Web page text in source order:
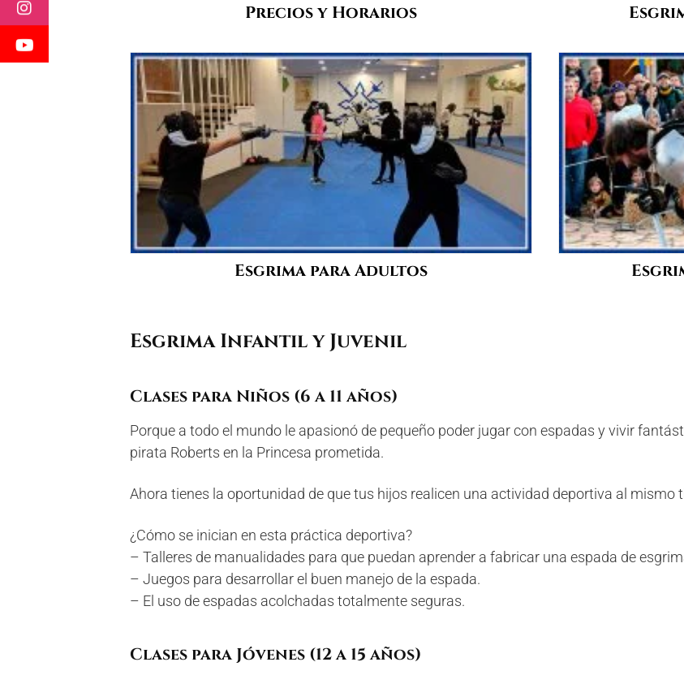
Precios y Horarios
Esgrima para Adultos
Esgrima Infantil y Juvenil
Clases para Niños (6 a 11 años)
Porque a todo el mundo le apasionó de pequeño poder jugar con espadas y vivir
pirata Roberts en la Princesa prometida.
Ahora tienes la oportunidad de que tus hijos realicen una actividad deportiva al mismo
¿Cómo se inician en esta práctica deportiva?
– Talleres de manualidades para que puedan aprender a fabricar una espada de
– Juegos para desarrollar el buen manejo de la espada.
– El uso de espadas acolchadas totalmente seguras.
Clases para Jóvenes (12 a 15 años)